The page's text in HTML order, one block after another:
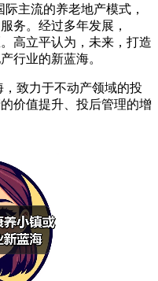
主流的养老地产模式，
务。经过多年发展，
高立平认为，未来，打造
行业的新蓝海。
致力于不动产领域的投
价值提升、投后管理的增